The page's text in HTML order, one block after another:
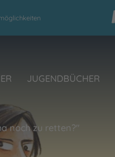
JUGENDBÜCHER
noch zu retten?"